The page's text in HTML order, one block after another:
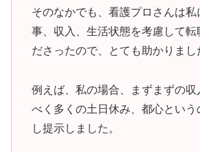
そのなかでも、看護プロさんは私
事、収入、生活状態を考慮して転
ださったので、とても助かりまし
例えば、私の場合、まずまずの収
べく多くの土日休み、都心という
し提示しました。